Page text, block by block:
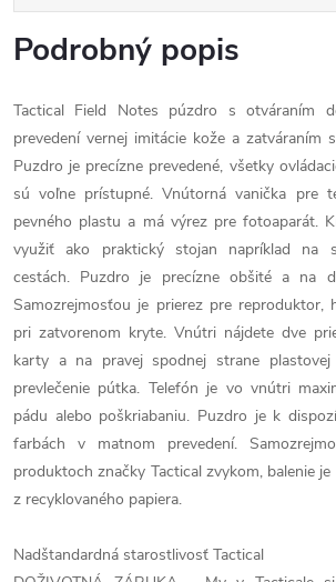
Podrobný popis
Tactical Field Notes púzdro s otváraním
prevedení vernej imitácie kože a zatváraním
Puzdro je precízne prevedené, všetky
sú voľne prístupné. Vnútorná vanička pre
pevného plastu a má výrez pre fotoaparát.
využiť ako praktický stojan napríklad na
cestách. Puzdro je precízne obšité a na
Samozrejmosťou je prierez pre reproduktor,
pri zatvorenom kryte. Vnútri nájdete dve
karty a na pravej spodnej strane
prevlečenie pútka. Telefón je vo vnútri
pádu alebo poškriabaniu. Puzdro je k
farbách v matnom prevedení.
produktoch značky Tactical zvykom, balenie
z recyklovaného papiera.
Nadštandardná starostlivosť Tactical